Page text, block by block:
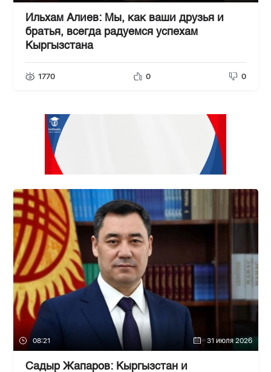
Ильхам Алиев: Мы, как ваши друзья и
братья, всегда радуемся успехам
Кыргызстана
1770 0 0
08:21 31 июля 2026
Садыр Жапаров: Кыргызстан и